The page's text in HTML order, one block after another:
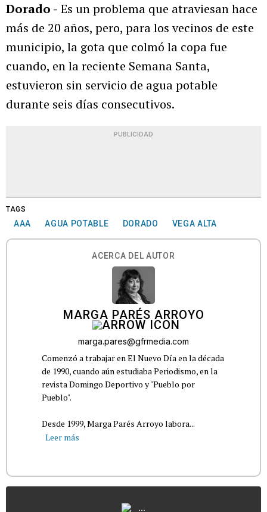
Dorado - Es un problema que atraviesan hace
más de 20 años, pero, para los vecinos de este
municipio, la gota que colmó la copa fue
cuando, en la reciente Semana Santa,
estuvieron sin servicio de agua potable
durante seis días consecutivos.
PUBLICIDAD
TAGS
AAA AGUA POTABLE DORADO VEGA ALTA
ACERCA DEL AUTOR
MARGA PARÉS ARROYO
marga.pares@gfrmedia.com
Comenzó a trabajar en El Nuevo Día en la década
de 1990, cuando aún estudiaba Periodismo, en la
revista Domingo Deportivo y "Pueblo por
Pueblo".
Desde 1999, Marga Parés Arroyo labora...
Leer más
...